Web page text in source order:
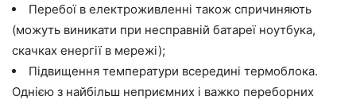
Перебої в електроживленні також спричиняють
(можуть виникати при несправній батареї ноутбука,
скачках енергії в мережі);
Підвищення температури всередині термоблока.
Однією з найбільш неприємних і важко переборних